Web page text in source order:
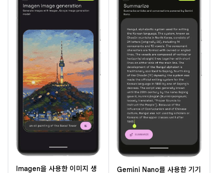
Imagen을 사용한 이미지 생
Gemini Nano를 사용한 기기